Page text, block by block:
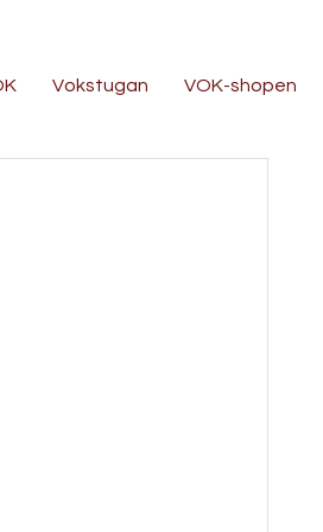
Vokstugan VOK-shopen